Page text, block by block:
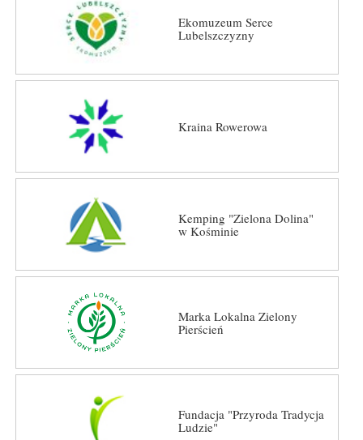
Ekomuzeum Serce
Lubelszczyzny
Kraina Rowerowa
Kemping "Zielona Dolina"
w Kośminie
Marka Lokalna Zielony
Pierścień
Fundacja "Przyroda Tradycja
Ludzie"